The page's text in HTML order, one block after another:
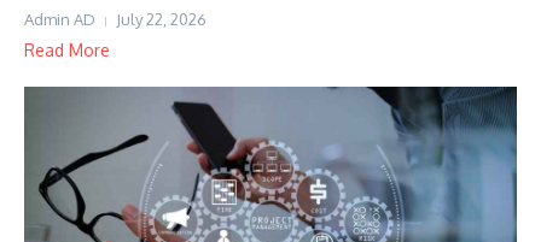
Admin AD July 22, 2026
Read More